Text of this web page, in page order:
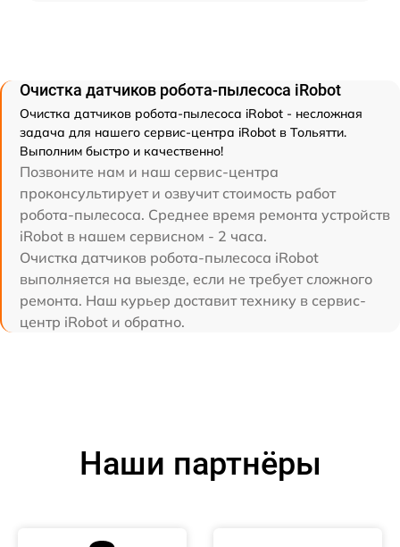
Очистка датчиков робота-пылесоса iRobot
Очистка датчиков робота-пылесоса iRobot - несложная
задача для нашего сервис-центра iRobot в Тольятти.
Выполним быстро и качественно!
Позвоните нам и наш сервис-центра
проконсультирует и озвучит стоимость работ
робота-пылесоса. Среднее время ремонта устройств
iRobot в нашем сервисном - 2 часа.
Очистка датчиков робота-пылесоса iRobot
выполняется на выезде, если не требует сложного
ремонта. Наш курьер доставит технику в сервис-
центр iRobot и обратно.
Наши партнёры